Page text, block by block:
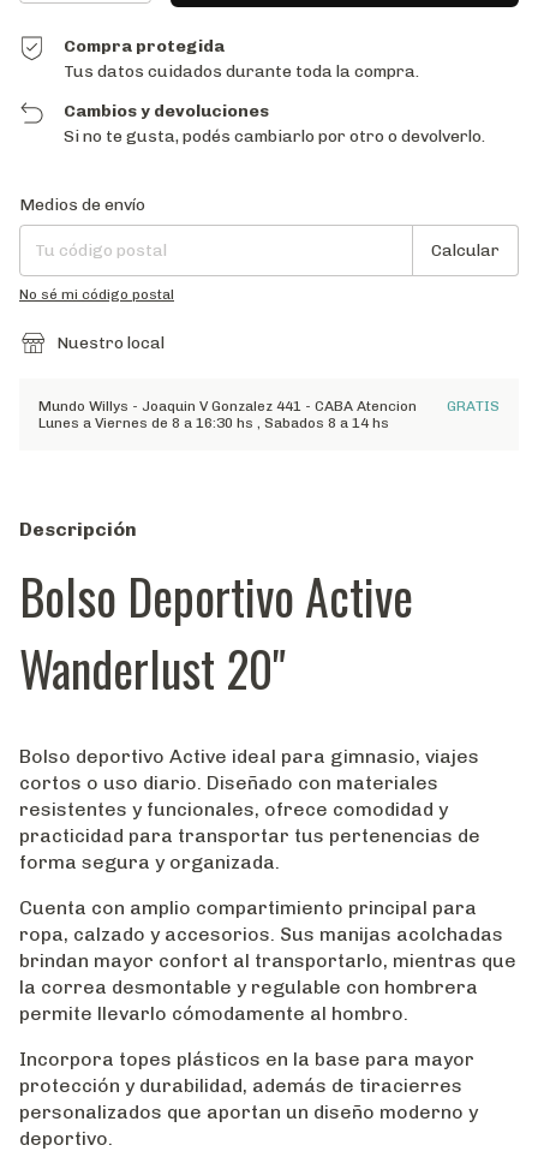
Compra protegida
Tus datos cuidados durante toda la compra.
Cambios y devoluciones
Si no te gusta, podés cambiarlo por otro o devolverlo.
Entregas para el CP:
Medios de envío
Calcular
No sé mi código postal
Nuestro local
Mundo Willys - Joaquin V Gonzalez 441 - CABA Atencion
Lunes a Viernes de 8 a 16:30 hs , Sabados 8 a 14 hs
GRATIS
Descripción
Bolso Deportivo Active
Wanderlust 20"
Bolso deportivo Active ideal para gimnasio, viajes
cortos o uso diario. Diseñado con materiales
resistentes y funcionales, ofrece comodidad y
practicidad para transportar tus pertenencias de
forma segura y organizada.
Cuenta con amplio compartimiento principal para
ropa, calzado y accesorios. Sus manijas acolchadas
brindan mayor confort al transportarlo, mientras que
la correa desmontable y regulable con hombrera
permite llevarlo cómodamente al hombro.
Incorpora topes plásticos en la base para mayor
protección y durabilidad, además de tiracierres
personalizados que aportan un diseño moderno y
deportivo.